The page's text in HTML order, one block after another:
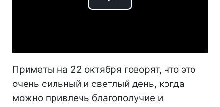
Play
Приметы на 22 октября говорят, что это
очень сильный и светлый день, когда
можно привлечь благополучие и